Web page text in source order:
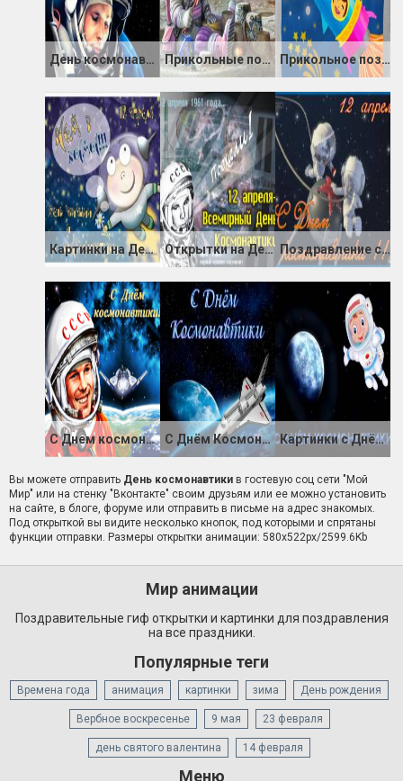
День космонавтики 2019 - 59-летний юбилей Прикольные поздравления с днем космонавтики Прикольное поздравление с днем космонавтики
Картинки на День космонавтики Открытки на День космонавтики Поздравление с днем космонавтики
С Днем космонавтики, друзья! С Днём Космонавтики Вас поздравляю Картинки с Днём космонавтики
Вы можете отправить День космонавтики в гостевую соц сети "Мой
Мир" или на стенку "Вконтакте" своим друзьям или ее можно установить
на сайте, в блоге, форуме или отправить в письме на адрес знакомых.
Под открыткой вы видите несколько кнопок, под которыми и спрятаны
функции отправки. Размеры открытки анимации: 580x522px/2599.6Kb
Мир анимации
Поздравительные гиф открытки и картинки для поздравления
на все праздники.
Популярные теги
Времена года анимация картинки зима День рождения
Вербное воскресенье 9 мая 23 февраля
день святого валентина 14 февраля
Меню